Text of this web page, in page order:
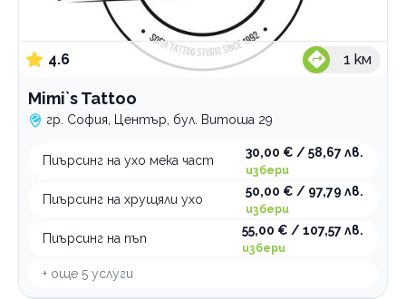
4.6 1 км
Mimi`s Tattoo
гр. София, Център, бул. Витоша 29
Пиърсинг на ухо мека част
30,00 € / 58,67 лв.
избери
Пиърсинг на хрущяли ухо
50,00 € / 97,79 лв.
избери
Пиърсинг на пъп
55,00 € / 107,57 лв.
избери
+ още 5 услуги